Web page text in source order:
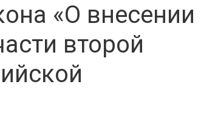
«О внесении
второй